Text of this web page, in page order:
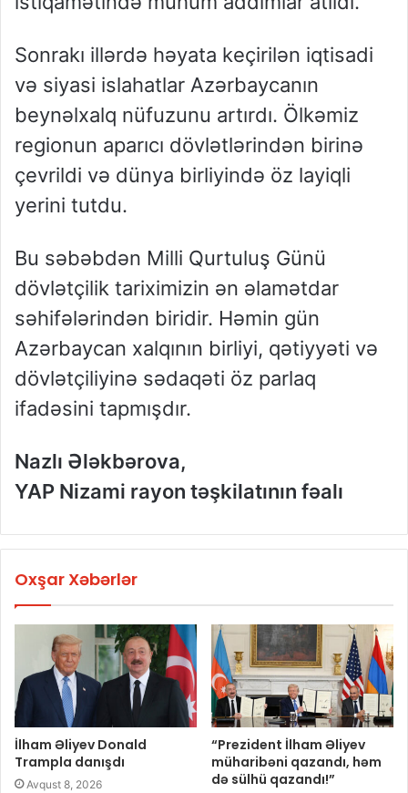
Sonrakı illərdə həyata keçirilən iqtisadi
və siyasi islahatlar Azərbaycanın
beynəlxalq nüfuzunu artırdı. Ölkəmiz
regionun aparıcı dövlətlərindən birinə
çevrildi və dünya birliyində öz layiqli
yerini tutdu.
Bu səbəbdən Milli Qurtuluş Günü
dövlətçilik tariximizin ən əlamətdar
səhifələrindən biridir. Həmin gün
Azərbaycan xalqının birliyi, qətiyyəti və
dövlətçiliyinə sədaqəti öz parlaq
ifadəsini tapmışdır.
Nazlı Ələkbərova,
YAP Nizami rayon təşkilatının fəalı
Oxşar Xəbərlər
İlham Əliyev Donald
Trampla danışdı
Avqust 8, 2026
“Prezident İlham Əliyev
müharibəni qazandı, həm
də sülhü qazandı!”